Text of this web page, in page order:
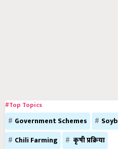
#Top Topics
Government Schemes
Chili Farming
कृषी प्रक्रिया